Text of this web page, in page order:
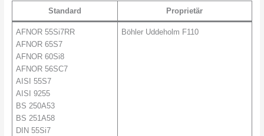
Standard Proprietär
AFNOR 55Si7RR
AFNOR 65S7
AFNOR 60Si8
AFNOR 56SC7
AISI 55S7
AISI 9255
BS 250A53
BS 251A58
DIN 55Si7
Böhler Uddeholm F110